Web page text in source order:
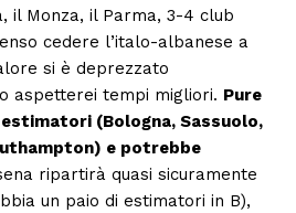
il Monza, il Parma, 3-4 club
cedere l’italo-albanese a
si è deprezzato
aspetterei tempi migliori. Pure
(Bologna, Sassuolo,
e potrebbe
ripartirà quasi sicuramente
un paio di estimatori in B),